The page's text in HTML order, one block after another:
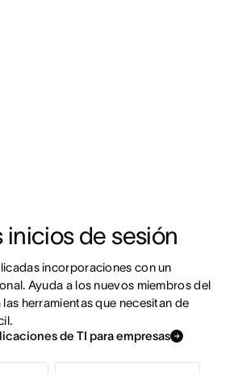
inicios de sesión
incorporaciones con un
Ayuda a los nuevos miembros del
herramientas que necesitan de
de TI para empresas